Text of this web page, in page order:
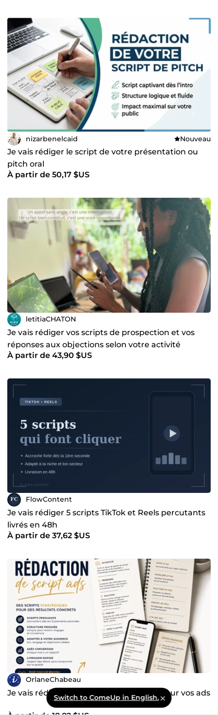
nizarbenelcaid Nouveau
Je vais rédiger le script de votre présentation ou
pitch oral
À partir de 50,17 $US
letitiaCHATON
Je vais rédiger vos scripts de prospection et vos
réponses aux objections selon votre activité
À partir de 43,90 $US
FlowContent
Je vais rédiger 5 scripts TikTok et Reels percutants
livrés en 48h
À partir de 37,62 $US
OrlaneChabeau
Je vais rédiger votre script publicitaire pour vos ads
Switch to ComeUp in English.